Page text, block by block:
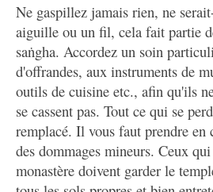
Ne gaspillez jamais rien, ne
aiguille ou un fil, cela fait partie
saṅgha. Accordez un soin
d'offrandes, aux instruments de
outils de cuisine etc., afin qu'ils
se cassent pas. Tout ce qui se
remplacé. Il vous faut prendre en
des dommages mineurs. Ceux
monastère doivent garder le